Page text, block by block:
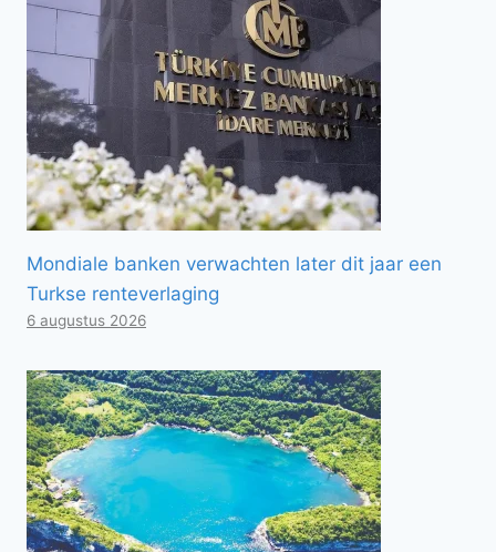
Mondiale banken verwachten later dit jaar een
Turkse renteverlaging
6 augustus 2026